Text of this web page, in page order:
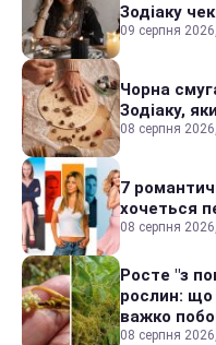
Зодіаку
09 серпня
Чорна
Зодіаку,
08 серпня
7
хочеться
08 серпня
Росте "з
рослин: що
важко
08 серпня